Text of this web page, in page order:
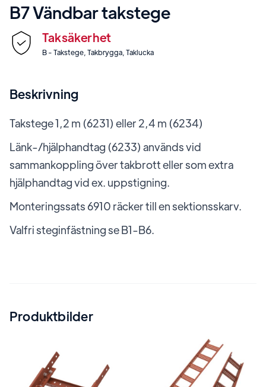
B7 Vändbar takstege
Taksäkerhet
B - Takstege, Takbrygga, Taklucka
Beskrivning
Takstege 1,2 m (6231) eller 2,4 m (6234)
Länk-/hjälphandtag (6233) används vid
sammankoppling över takbrott eller som extra
hjälphandtag vid ex. uppstigning.
Monteringssats 6910 räcker till en sektionsskarv.
Valfri steginfästning se B1-B6.
Produktbilder